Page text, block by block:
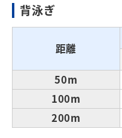
背泳ぎ
距離
50m
100m
200m